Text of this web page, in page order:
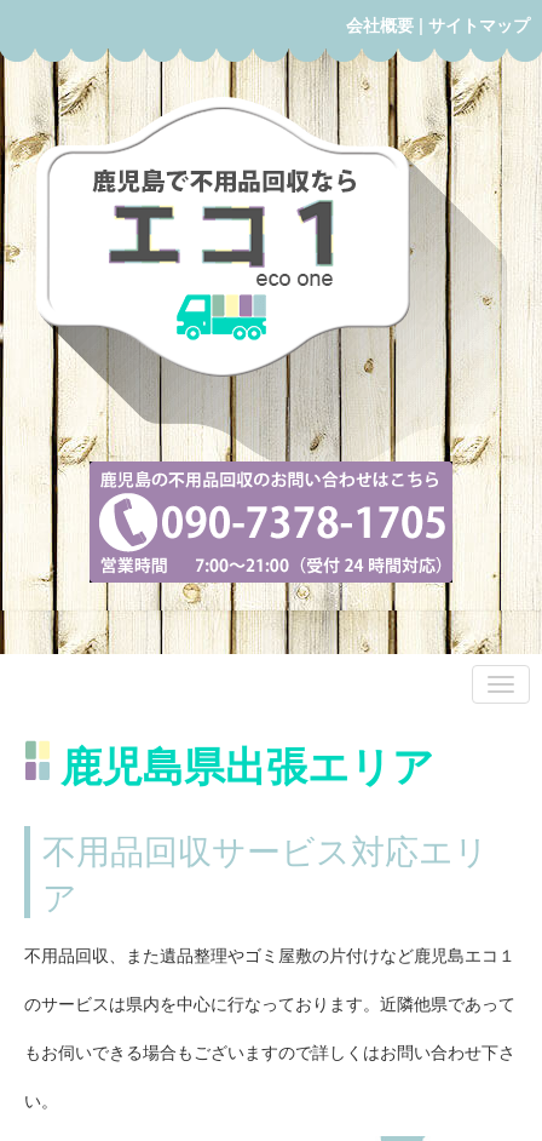
会社概要 | サイトマップ
鹿児島県出張エリア
不用品回収サービス対応エリ
ア
不用品回収、また遺品整理やゴミ屋敷の片付けなど鹿児島エコ１
のサービスは県内を中心に行なっております。近隣他県であって
もお伺いできる場合もございますので詳しくはお問い合わせ下さ
い。